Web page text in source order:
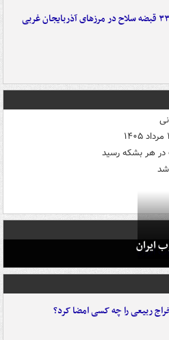
ایران
ربیعی را چه کسی امضا کرد؟